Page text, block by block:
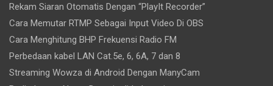
Rekam Siaran Otomatis Dengan “PlayIt Recorder”
Cara Memutar RTMP Sebagai Input Video Di OBS
Cara Menghitung BHP Frekuensi Radio FM
Perbedaan kabel LAN Cat.5e, 6, 6A, 7 dan 8
Streaming Wowza di Android Dengan ManyCam